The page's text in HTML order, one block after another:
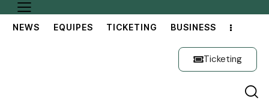
NEWS EQUIPES TICKETING BUSINESS
Ticketing